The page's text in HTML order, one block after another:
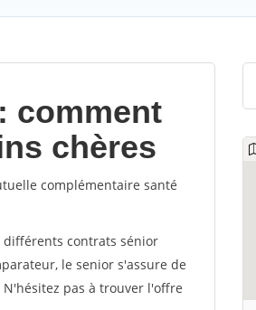
comment
chères
complémentaire santé
contrats sénior
le senior s'assure de
pas à trouver l'offre